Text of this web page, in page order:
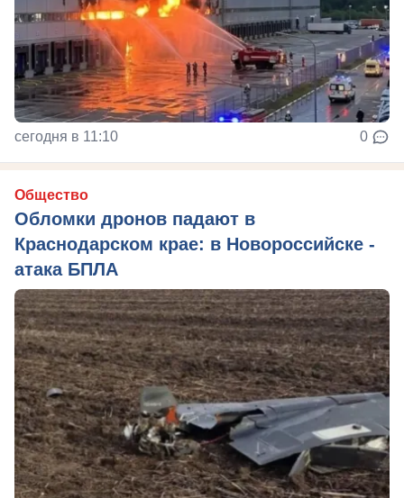
сегодня в 11:10 0
Общество
Обломки дронов падают в
Краснодарском крае: в Новороссийске -
атака БПЛА